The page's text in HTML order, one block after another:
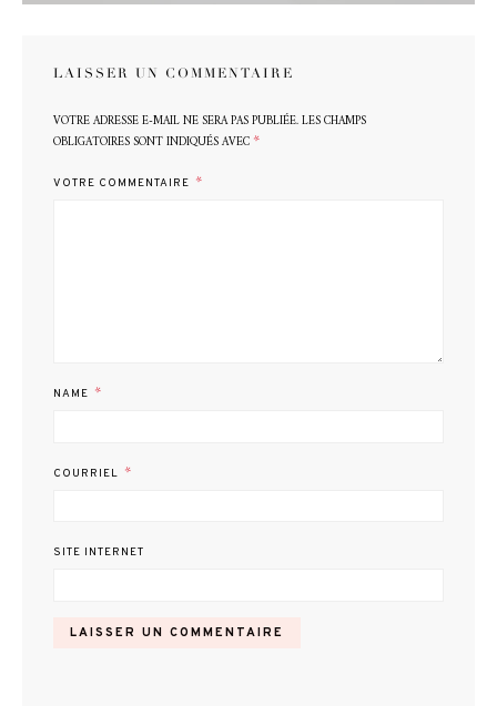
LAISSER UN COMMENTAIRE
VOTRE ADRESSE E-MAIL NE SERA PAS PUBLIÉE.LES CHAMPS
OBLIGATOIRES SONT INDIQUÉS AVEC *
VOTRE COMMENTAIRE *
NAME *
COURRIEL *
SITE INTERNET